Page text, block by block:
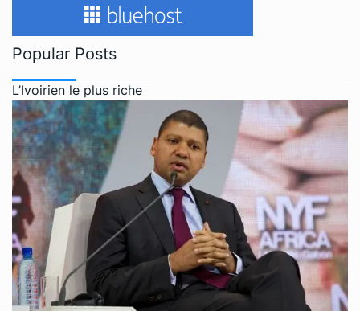
Popular Posts
L’Ivoirien le plus riche